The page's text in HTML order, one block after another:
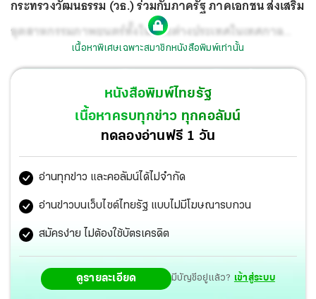
กระทรวงวัฒนธรรม (วธ.) ร่วมกับภาครัฐ ภาคเอกชน ส่งเสริม
อุตสาหกรรมภาพยนตร์ทั้งในและต่างประเทศในเทศกาล
ภาพยนตร์เมืองคานส์ สาธารณรัฐฝรั่งเศส ผลปรากฏว่า
ประเทศไทยสามารถส่งเสริมอุตสาหกรรมภาพยนตร์ของไทย
และขยายตลาดภาพยนตร์ไทยสู่ระดับนานาชาติ และผลักดัน
“SoftPower” ความเป็นไทยได้อย่างเป็นรูปธรรม ซึ่งสรุปผล
การดำเนินงาน เป็นที่น่ายินดีว่า มีผู้ประกอบกิจการภาพยนตร์
ภาคเอกชนไทยเข้าร่วมงาน 12 บริษัท อาทิ Benetone Films,
BrandThink, Film Frame Productions, GDH 559, Halo
Productions, Kantana Motion Pictures, M Pictures,
Right Beyond, Sahamongkolfilm International และ
Yggdrazil Group เนรมิตรหนังฟิล์ม และเวลา เอ็นเตอร์เทน
เนื้อหาพิเศษเฉพาะสมาชิกหนังสือพิมพ์เท่านั้น
หนังสือพิมพ์ไทยรัฐ
เนื้อหาครบทุกข่าว ทุกคอลัมน์
ทดลองอ่านฟรี 1 วัน
อ่านทุกข่าว และคอลัมน์ได้ไม่จำกัด
อ่านข่าวบนเว็บไซต์ไทยรัฐ แบบไม่มีโฆษณารบกวน
สมัครง่าย ไม่ต้องใช้บัตรเครดิต
ดูรายละเอียด มีบัญชีอยู่แล้ว? เข้าสู่ระบบ